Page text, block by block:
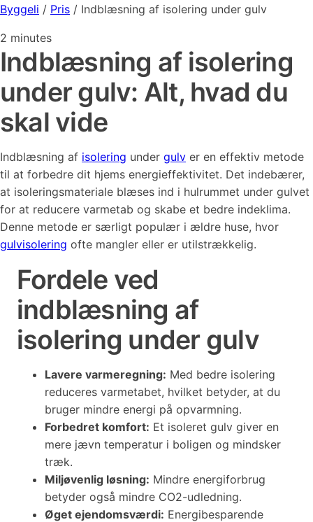
Byggeli / Pris / Indblæsning af isolering under gulv
2 minutes
Indblæsning af isolering
under gulv: Alt, hvad du
skal vide
Indblæsning af isolering under gulv er en effektiv metode
til at forbedre dit hjems energieffektivitet. Det indebærer,
at isoleringsmateriale blæses ind i hulrummet under gulvet
for at reducere varmetab og skabe et bedre indeklima.
Denne metode er særligt populær i ældre huse, hvor
gulvisolering ofte mangler eller er utilstrækkelig.
Fordele ved
indblæsning af
isolering under gulv
Lavere varmeregning: Med bedre isolering
reduceres varmetabet, hvilket betyder, at du
bruger mindre energi på opvarmning.
Forbedret komfort: Et isoleret gulv giver en
mere jævn temperatur i boligen og mindsker
træk.
Miljøvenlig løsning: Mindre energiforbrug
betyder også mindre CO2-udledning.
Øget ejendomsværdi: Energibesparende